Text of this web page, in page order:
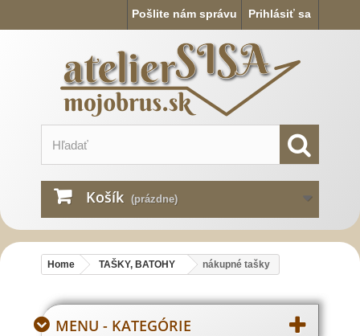
Prihlásiť sa
Pošlite nám správu
Košík (prázdne)
Home TAŠKY, BATOHY nákupné tašky
MENU - KATEGÓRIE